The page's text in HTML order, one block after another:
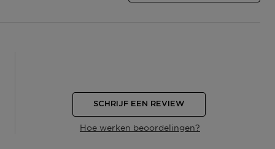
Hoe werken beoordelingen?
SCHRIJF EEN REVIEW